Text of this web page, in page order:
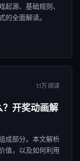
源、基础规则、
全面解读。
1.1万 阅读
开奖动画解
成部分。本文解析
值，以及如何利用